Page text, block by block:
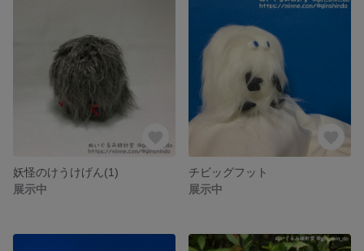
妖怪のけうけげん(1)
展示中
チビッグフット
展示中